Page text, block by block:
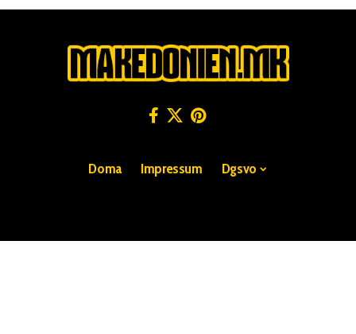
Doma Impressum Dgsvo